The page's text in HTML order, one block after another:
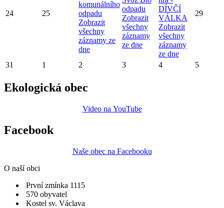
24 25
komunálního
odpadu
Zobrazit
všechny
záznamy ze
dne
odpadu
Zobrazit
všechny
záznamy
ze dne
DÍVČÍ
VÁLKA
Zobrazit
všechny
záznamy
ze dne
29
31 1 2 3 4 5
Ekologická obec
Video na YouTube
Facebook
Naše obec na Facebooku
O naší obci
První zmínka 1115
570 obyvatel
Kostel sv. Václava